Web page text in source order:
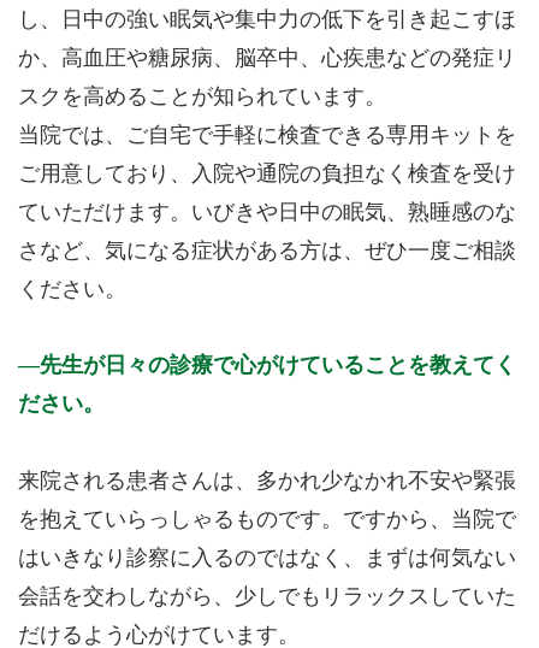
し、日中の強い眠気や集中力の低下を引き起こすほ
か、高血圧や糖尿病、脳卒中、心疾患などの発症リ
スクを高めることが知られています。
当院では、ご自宅で手軽に検査できる専用キットを
ご用意しており、入院や通院の負担なく検査を受け
ていただけます。いびきや日中の眠気、熟睡感のな
さなど、気になる症状がある方は、ぜひ一度ご相談
ください。
先生が日々の診療で心がけていることを教えてく
ださい。
来院される患者さんは、多かれ少なかれ不安や緊張
を抱えていらっしゃるものです。ですから、当院で
はいきなり診察に入るのではなく、まずは何気ない
会話を交わしながら、少しでもリラックスしていた
だけるよう心がけています。